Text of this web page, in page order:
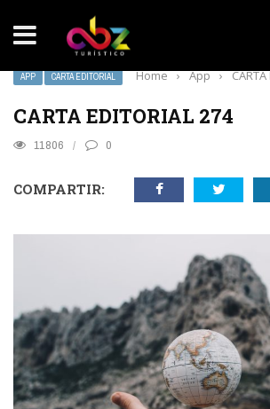
NOTICIAS SOBRESALIENTES
APP CARTA EDITORIAL Home › App ›
CARTA EDITORIAL 274
11806 0
COMPARTIR: